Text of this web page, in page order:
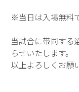
※当日は入場無料
当試合に帯同する
らせいたします。
以上よろしくお願